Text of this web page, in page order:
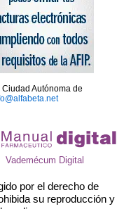
Autónoma de
Vademécum Digital
por el derecho de
su reproducción y